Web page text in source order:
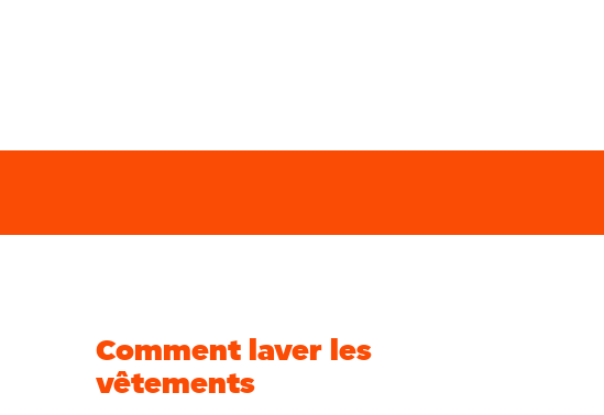
Comment laver les
vêtements